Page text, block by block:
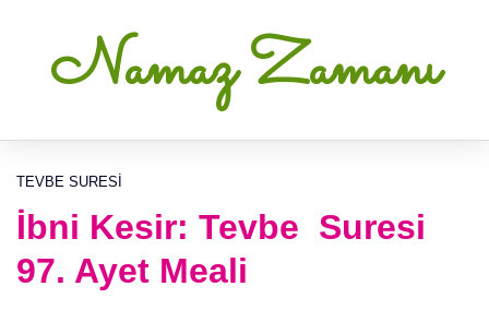
Namaz Zamanı
TEVBE SURESI
İbni Kesir: Tevbe Suresi
97. Ayet Meali